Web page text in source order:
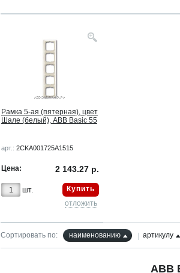
Рамка 5-ая (пятерная), цвет
Шале (белый), ABB Basic 55
арт.: 2CKA001725A1515
Цена: 2 143.27 р.
шт.
Купить
отложить
Сортировать по: наименованию артикулу
ABB